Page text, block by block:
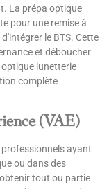
La prépa optique
pour une remise à
le BTS. Cette
et déboucher
lunetterie
complète
(VAE)
ayant
ou dans des
tout ou partie